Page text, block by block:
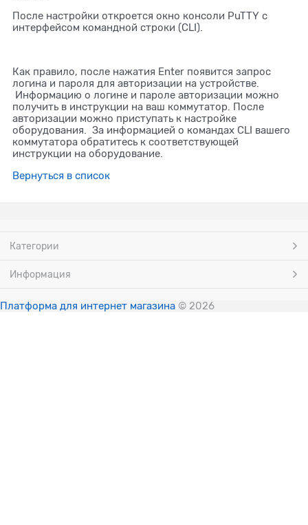
После настройки откроется окно консоли PuTTY c
интерфейсом командной строки (CLI).
Как правило, после нажатия Enter появится запрос
логина и пароля для авторизации на устройстве.
Информацию о логине и пароле авторизации можно
получить в инструкции на ваш коммутатор. После
авторизации можно приступать к настройке
оборудования. За информацией о командах CLI вашего
коммутатора обратитесь к соответствующей
инструкции на оборудование.
Вернуться в список
Категории
Информация
Платформа для интернет магазина © 2026